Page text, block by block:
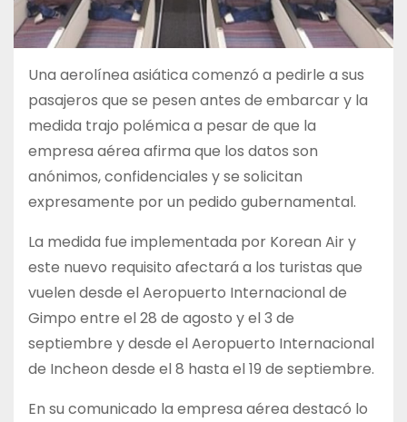
Una aerolínea asiática comenzó a pedirle a sus
pasajeros que se pesen antes de embarcar y la
medida trajo polémica a pesar de que la
empresa aérea afirma que los datos son
anónimos, confidenciales y se solicitan
expresamente por un pedido gubernamental.
La medida fue implementada por Korean Air y
este nuevo requisito afectará a los turistas que
vuelen desde el Aeropuerto Internacional de
Gimpo entre el 28 de agosto y el 3 de
septiembre y desde el Aeropuerto Internacional
de Incheon desde el 8 hasta el 19 de septiembre.
En su comunicado la empresa aérea destacó lo